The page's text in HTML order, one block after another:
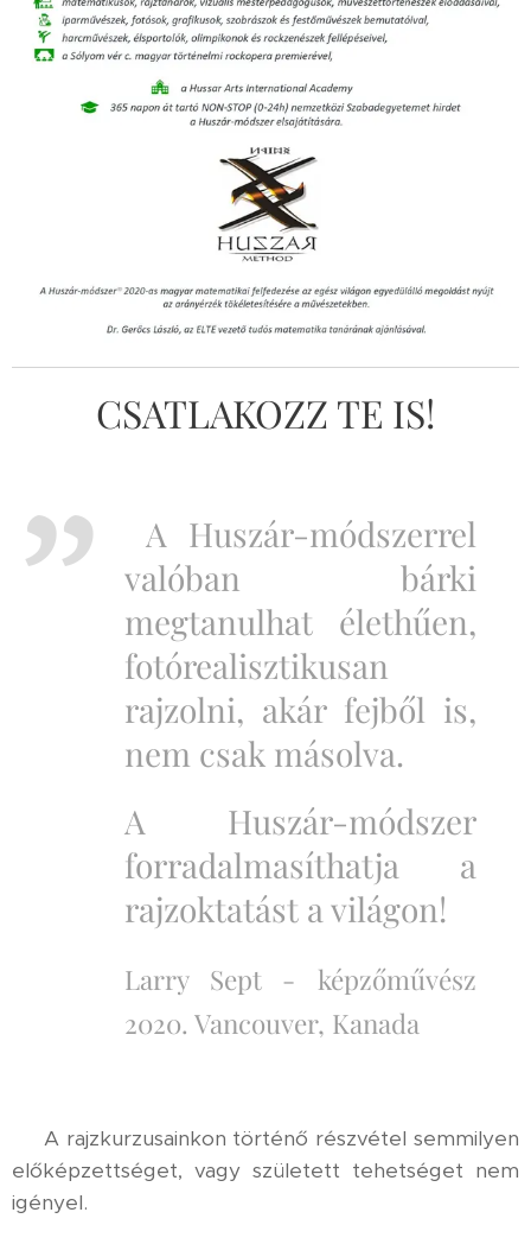
CSATLAKOZZ TE IS!
A Huszár-módszerrel
valóban bárki
megtanulhat élethűen,
fotórealisztikusan
rajzolni, akár fejből is,
nem csak másolva.
A Huszár-módszer
forradalmasíthatja a
rajzoktatást a világon!
Larry Sept -
képzőművész
2020. Vancouver, Kanada
⚜️ A rajzkurzusainkon történő részvétel semmilyen
előképzettséget, vagy született tehetséget nem
igényel.